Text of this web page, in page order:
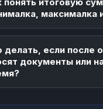
ETC - $
ETC
ETC - $
максималка
делать, если после
документы или